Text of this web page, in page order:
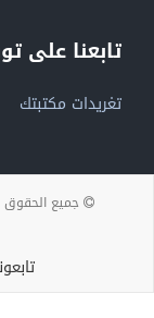
تابعنا على
تغريدات مكتبتك
جميع